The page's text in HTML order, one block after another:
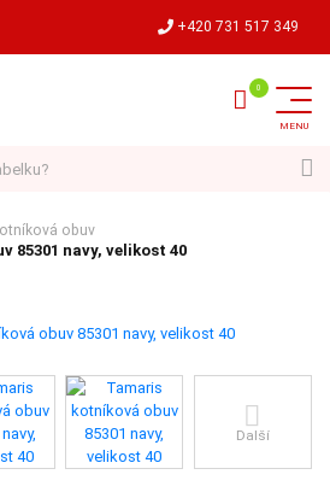
+420 731 517 349
obuv
85301 navy, velikost 40
Další